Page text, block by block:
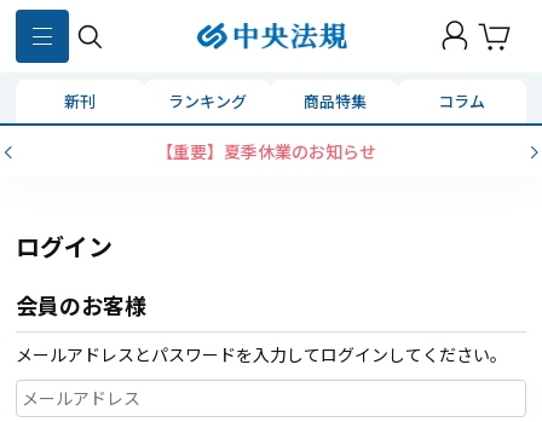
新刊 ランキング 商品特集 コラム
【重要】夏季休業のお知らせ
ログイン
会員のお客様
メールアドレスとパスワードを入力してログインしてください。